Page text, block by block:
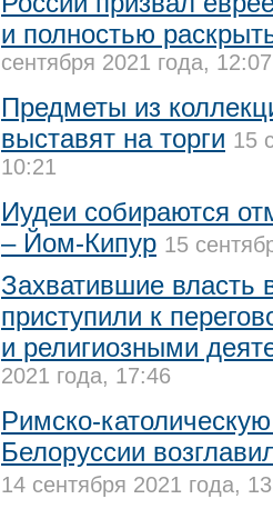
и полностью
сентября 2021 года, 12:07
Предметы из
выставят на торги 15
10:21
Иудеи собираются
– Йом-Кипур 15
Захватившие власть
приступили к
и религиозными
2021 года, 17:46
Римско-
Белоруссии
14 сентября 2021 года,